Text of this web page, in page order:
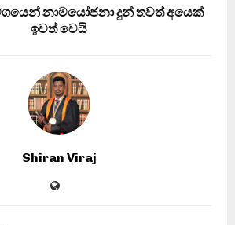
නාමයෝජනා දුන් තවත් අයෙක්
ඉවත් වෙයි
Shiran Viraj